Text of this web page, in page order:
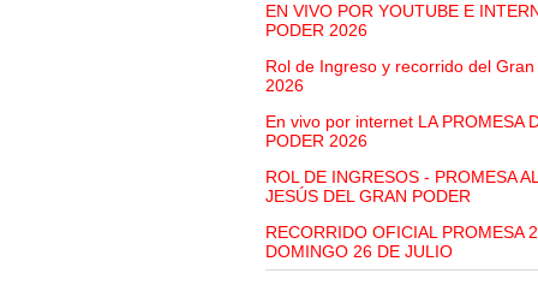
EN VIVO POR YOUTUBE E
PODER 2026
Rol de Ingreso y recorrido del
2026
En vivo por internet LA PROMESA
PODER 2026
ROL DE INGRESOS - PROMESA
JESÚS DEL GRAN PODER
RECORRIDO OFICIAL PROMESA
DOMINGO 26 DE JULIO